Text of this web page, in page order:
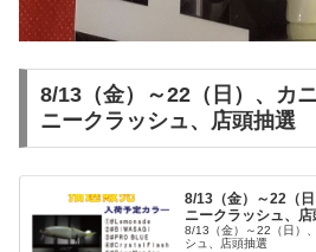
8/13（金）～22（日）、カ
ニークラッシュ、店頭抽選
8/13（金）～22（
ニークラッシュ、店
8/13（金）～22（日）
シュ、店頭抽選